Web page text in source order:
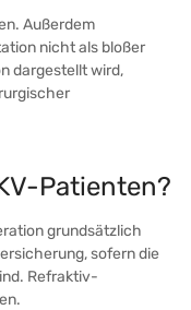
Außerdem
nicht als bloßer
dargestellt wird,
Patienten?
grundsätzlich
sofern die
Refraktiv-